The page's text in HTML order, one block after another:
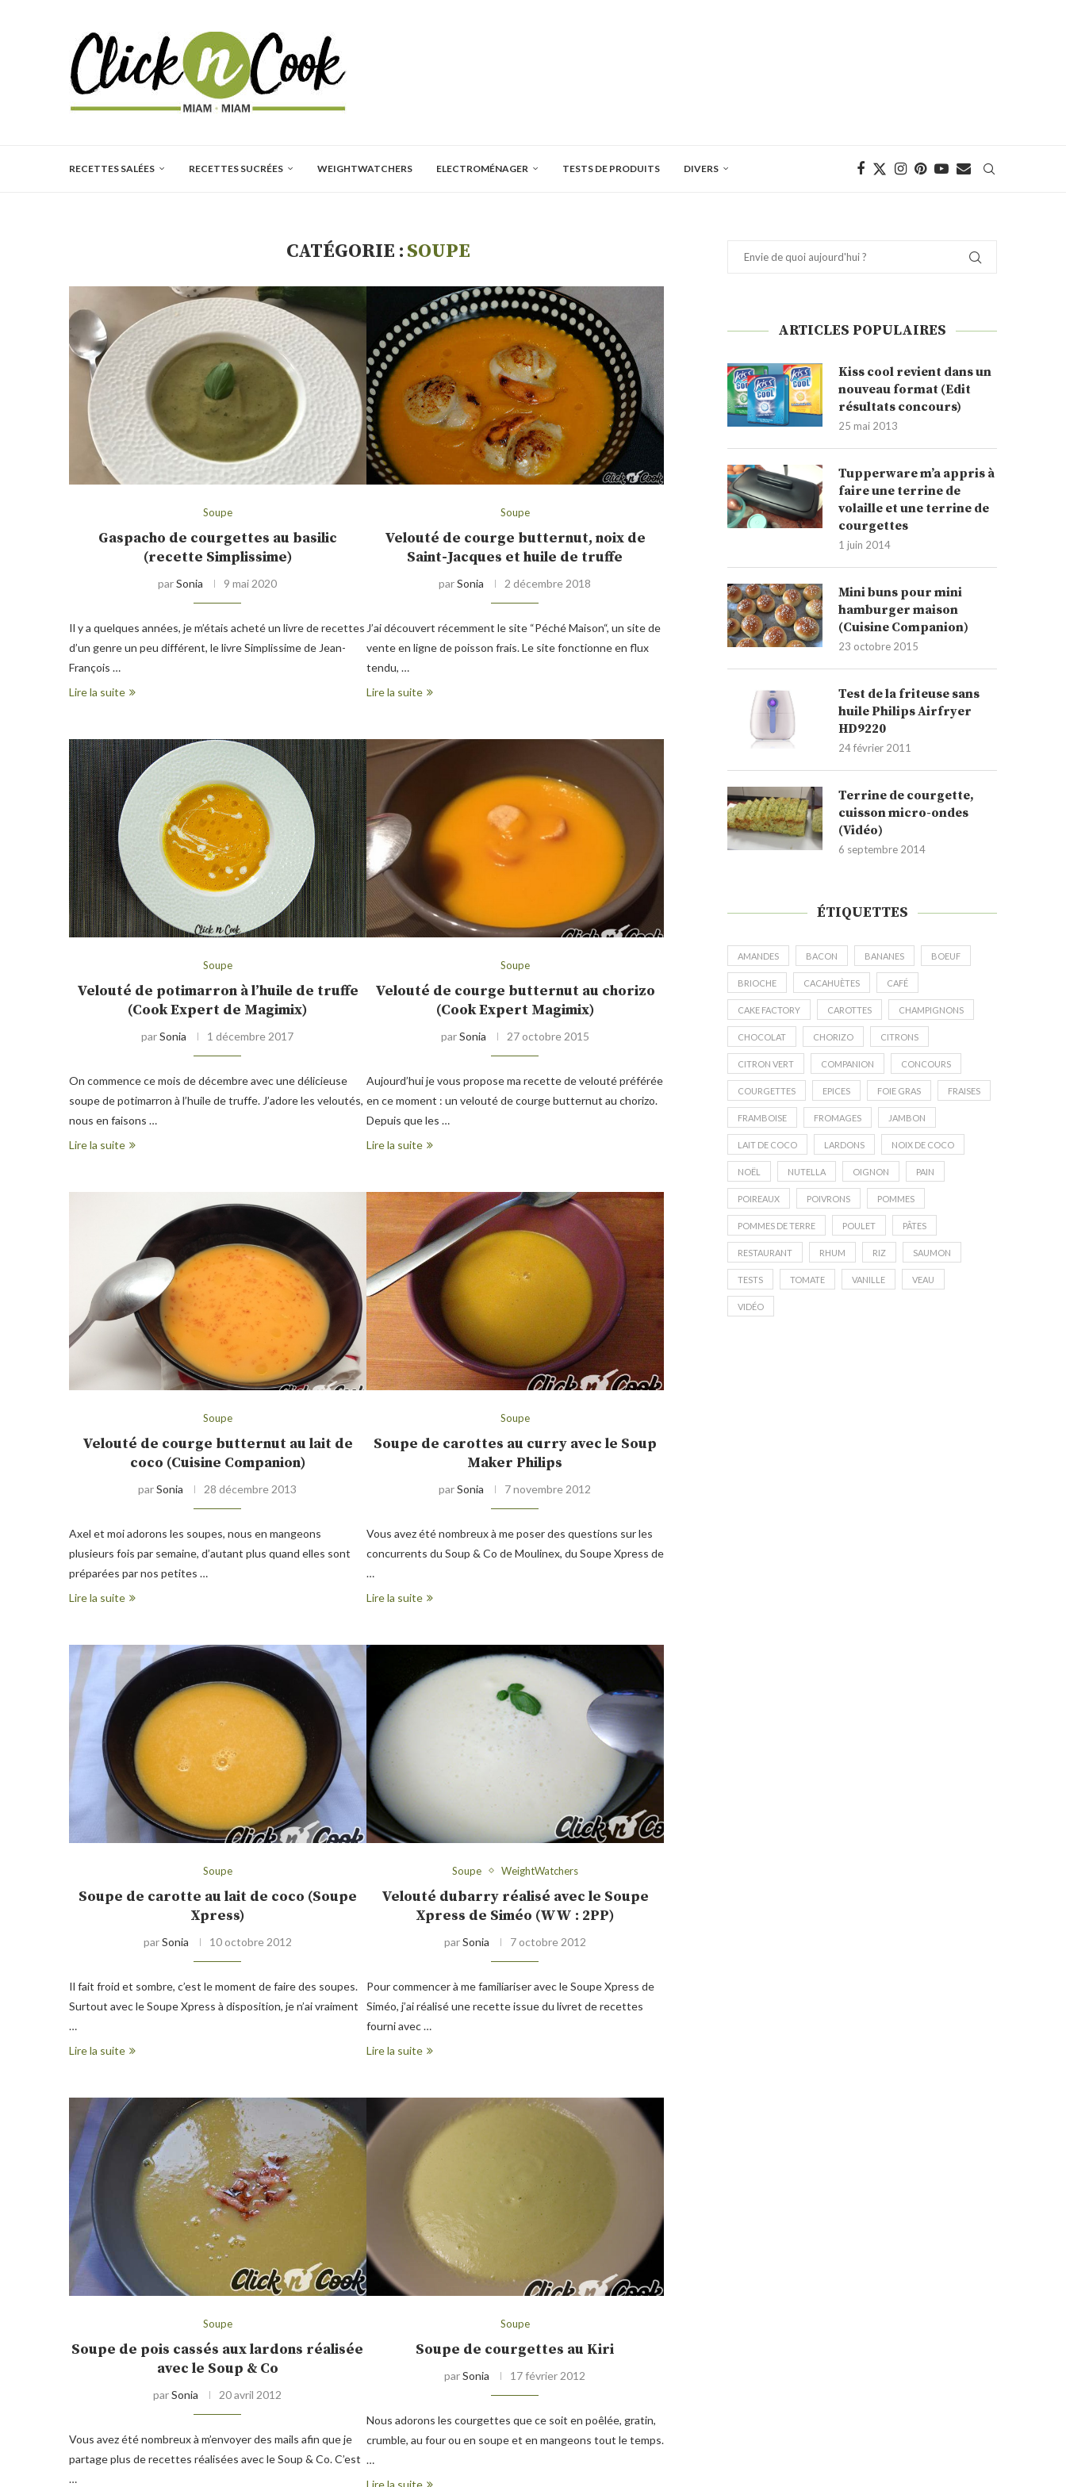
RECETTES SALÉES RECETTES SUCRÉES WEIGHTWATCHERS ELECTROMÉNAGER TESTS DE PRODUITS DIVERS
CATÉGORIE : SOUPE
Soupe
Gaspacho de courgettes au basilic
(recette Simplissime)
parSonia 9 mai 2020
Il y a quelques années, je m’étais acheté un livre de recettes
d’un genre un peu différent, le livre Simplissime de Jean-
François …
Lire la suite
Soupe
Velouté de courge butternut, noix de
Saint-Jacques et huile de truffe
parSonia 2 décembre 2018
J’ai découvert récemment le site “Péché Maison“, un site de
vente en ligne de poisson frais. Le site fonctionne en flux
tendu, …
Lire la suite
Soupe
Velouté de potimarron à l’huile de truffe
(Cook Expert de Magimix)
parSonia 1 décembre 2017
On commence ce mois de décembre avec une délicieuse
soupe de potimarron à l’huile de truffe. J’adore les veloutés,
nous en faisons …
Lire la suite
Soupe
Velouté de courge butternut au chorizo
(Cook Expert Magimix)
parSonia 27 octobre 2015
Aujourd’hui je vous propose ma recette de velouté préférée
en ce moment : un velouté de courge butternut au chorizo.
Depuis que les …
Lire la suite
Soupe
Velouté de courge butternut au lait de
coco (Cuisine Companion)
parSonia 28 décembre 2013
Axel et moi adorons les soupes, nous en mangeons
plusieurs fois par semaine, d’autant plus quand elles sont
préparées par nos petites …
Lire la suite
Soupe
Soupe de carottes au curry avec le Soup
Maker Philips
parSonia 7 novembre 2012
Vous avez été nombreux à me poser des questions sur les
concurrents du Soup & Co de Moulinex, du Soupe Xpress de
…
Lire la suite
Soupe
Soupe de carotte au lait de coco (Soupe
Xpress)
parSonia 10 octobre 2012
Il fait froid et sombre, c’est le moment de faire des soupes.
Surtout avec le Soupe Xpress à disposition, je n’ai vraiment
…
Lire la suite
Soupe WeightWatchers
Velouté dubarry réalisé avec le Soupe
Xpress de Siméo (WW : 2PP)
parSonia 7 octobre 2012
Pour commencer à me familiariser avec le Soupe Xpress de
Siméo, j’ai réalisé une recette issue du livret de recettes
fourni avec …
Lire la suite
Soupe
Soupe de pois cassés aux lardons réalisée
avec le Soup & Co
parSonia 20 avril 2012
Vous avez été nombreux à m’envoyer des mails afin que je
partage plus de recettes réalisées avec le Soup & Co. C’est
…
Soupe
Soupe de courgettes au Kiri
parSonia 17 février 2012
Nous adorons les courgettes que ce soit en poêlée, gratin,
crumble, au four ou en soupe et en mangeons tout le temps.
…
Lire la suite
ARTICLES POPULAIRES
Kiss cool revient dans un
nouveau format (Edit
résultats concours)
25 mai 2013
Tupperware m’a appris à
faire une terrine de
volaille et une terrine de
courgettes
1 juin 2014
Mini buns pour mini
hamburger maison
(Cuisine Companion)
23 octobre 2015
Test de la friteuse sans
huile Philips Airfryer
HD9220
24 février 2011
Terrine de courgette,
cuisson micro-ondes
(Vidéo)
6 septembre 2014
ÉTIQUETTES
AMANDES BACON BANANES BOEUF
BRIOCHE CACAHUÈTES CAFÉ
CAKE FACTORY CAROTTES CHAMPIGNONS
CHOCOLAT CHORIZO CITRONS
CITRON VERT COMPANION CONCOURS
COURGETTES EPICES FOIE GRAS FRAISES
FRAMBOISE FROMAGES JAMBON
LAIT DE COCO LARDONS NOIX DE COCO
NOËL NUTELLA OIGNON PAIN
POIREAUX POIVRONS POMMES
POMMES DE TERRE POULET PÂTES
RESTAURANT RHUM RIZ SAUMON
TESTS TOMATE VANILLE VEAU
VIDÉO